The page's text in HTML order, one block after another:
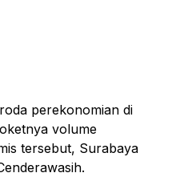
perekonomian di
volume
tersebut, Surabaya